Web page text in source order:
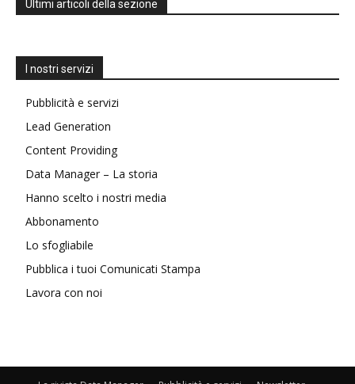
Ultimi articoli della sezione
I nostri servizi
Pubblicità e servizi
Lead Generation
Content Providing
Data Manager – La storia
Hanno scelto i nostri media
Abbonamento
Lo sfogliabile
Pubblica i tuoi Comunicati Stampa
Lavora con noi